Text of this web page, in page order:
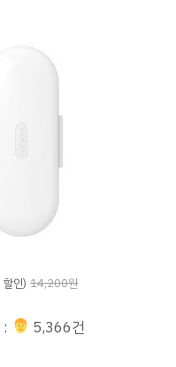
인) 14,200원
‍‍ 5,366건